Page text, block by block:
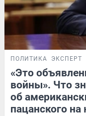
ПОЛИТИКА ЭКСПЕРТ
«Это
войны». Что
об
пацанского